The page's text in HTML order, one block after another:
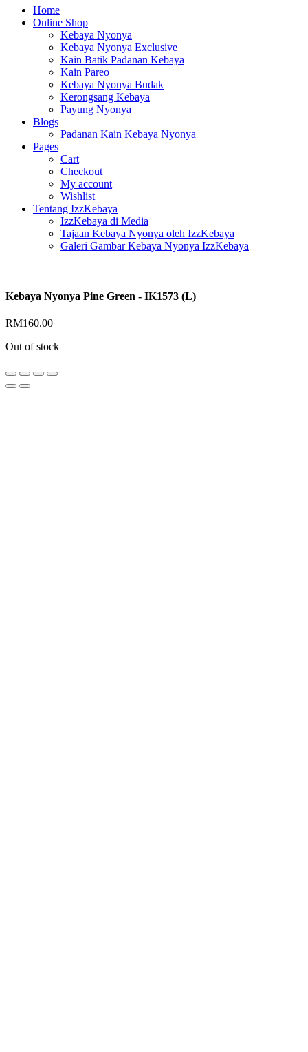
Home
Online Shop
Kebaya Nyonya
Kebaya Nyonya Exclusive
Kain Batik Padanan Kebaya
Kain Pareo
Kebaya Nyonya Budak
Kerongsang Kebaya
Payung Nyonya
Blogs
Padanan Kain Kebaya Nyonya
Pages
Cart
Checkout
My account
Wishlist
Tentang IzzKebaya
IzzKebaya di Media
Tajaan Kebaya Nyonya oleh IzzKebaya
Galeri Gambar Kebaya Nyonya IzzKebaya
Kebaya Nyonya Pine Green - IK1573 (L)
RM160.00
Out of stock